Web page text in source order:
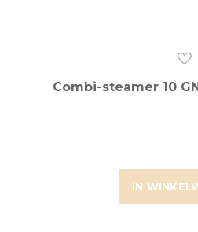
IN
Combi-steamer 10